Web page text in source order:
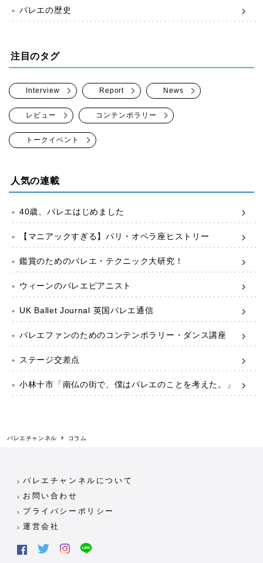
バレエの歴史
注目のタグ
Interview Report News
レビュー コンテンポラリー
トークイベント
人気の連載
40歳、バレエはじめました
【マニアックすぎる】パリ・オペラ座ヒストリー
鑑賞のためのバレエ・テクニック大研究！
ウィーンのバレエピアニスト
UK Ballet Journal 英国バレエ通信
バレエファンのためのコンテンポラリー・ダンス講座
ステージ交差点
小林十市「南仏の街で、僕はバレエのことを考えた。」
バレエチャンネル コラム
バレエチャンネルについて
お問い合わせ
プライバシーポリシー
運営会社